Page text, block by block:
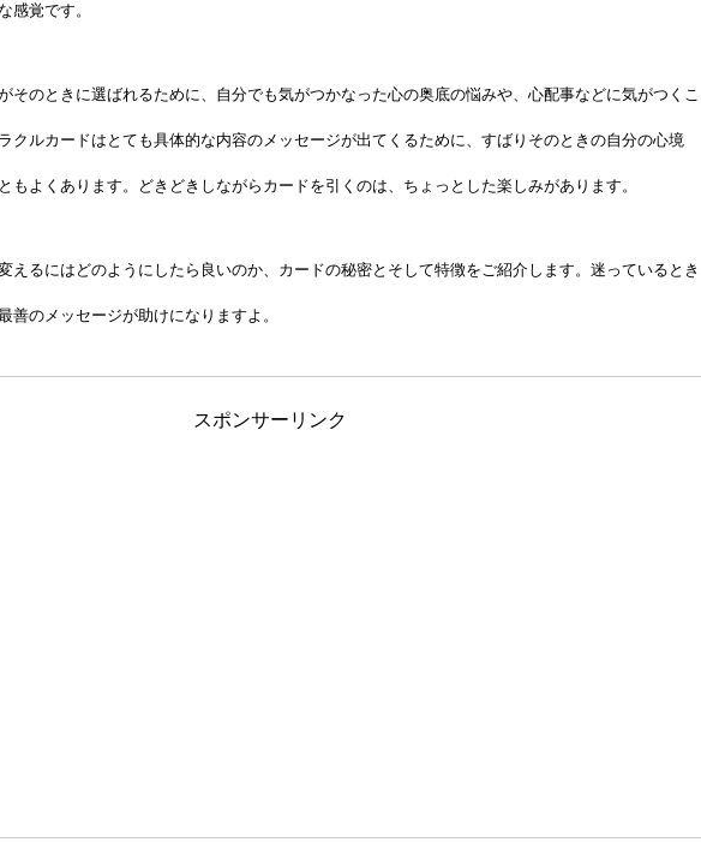
感覚です。
そのときに選ばれるために、自分でも気がつかなった心の奥底の悩みや、心配事などに気がつくこ
クルカードはとても具体的な内容のメッセージが出てくるために、すばりそのときの自分の心境
もよくあります。どきどきしながらカードを引くのは、ちょっとした楽しみがあります。
えるにはどのようにしたら良いのか、カードの秘密とそして特徴をご紹介します。迷っているとき
善のメッセージが助けになりますよ。
スポンサーリンク